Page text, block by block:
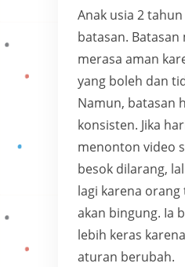
Anak usia 2
batasan.
merasa aman
yang boleh dan
Namun, batasan
konsisten. Jika
menonton video
besok dilarang,
lagi karena orang
akan bingung. Ia
lebih keras
aturan berubah.